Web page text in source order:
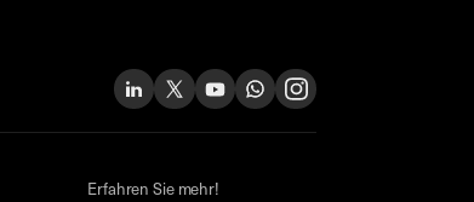
Erfahren Sie mehr!